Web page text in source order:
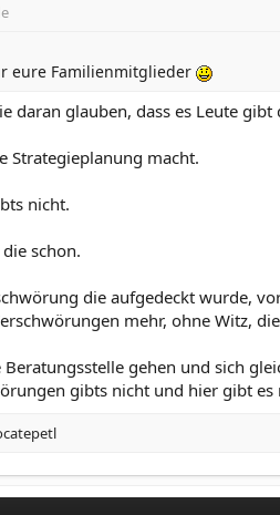
eure Familienmitglieder
daran glauben, dass es Leute
Strategieplanung macht.
nicht.
schon.
die aufgedeckt wurde,
mehr, ohne Witz,
gehen und sich
gibts nicht und hier gibt es